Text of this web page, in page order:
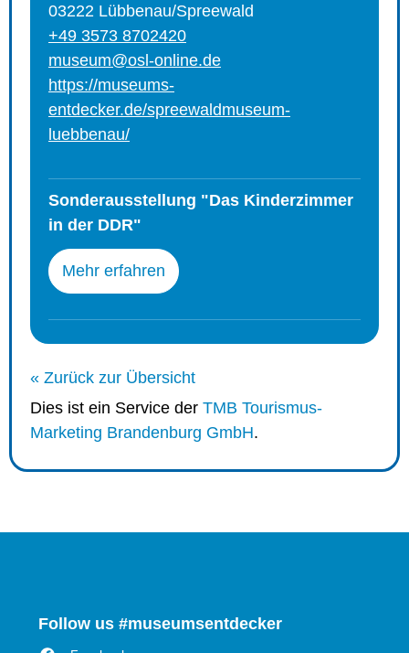
03222 Lübbenau/Spreewald
+49 3573 8702420
museum@osl-online.de
https://museums-
entdecker.de/spreewaldmuseum-
luebbenau/
Sonderausstellung "Das Kinderzimmer
in der DDR"
Mehr erfahren
« Zurück zur Übersicht
Dies ist ein Service der TMB Tourismus-
Marketing Brandenburg GmbH.
Follow us #museumsentdecker